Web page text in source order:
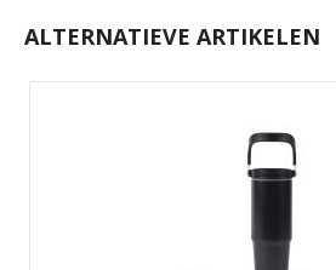
ALTERNATIEVE ARTIKELEN